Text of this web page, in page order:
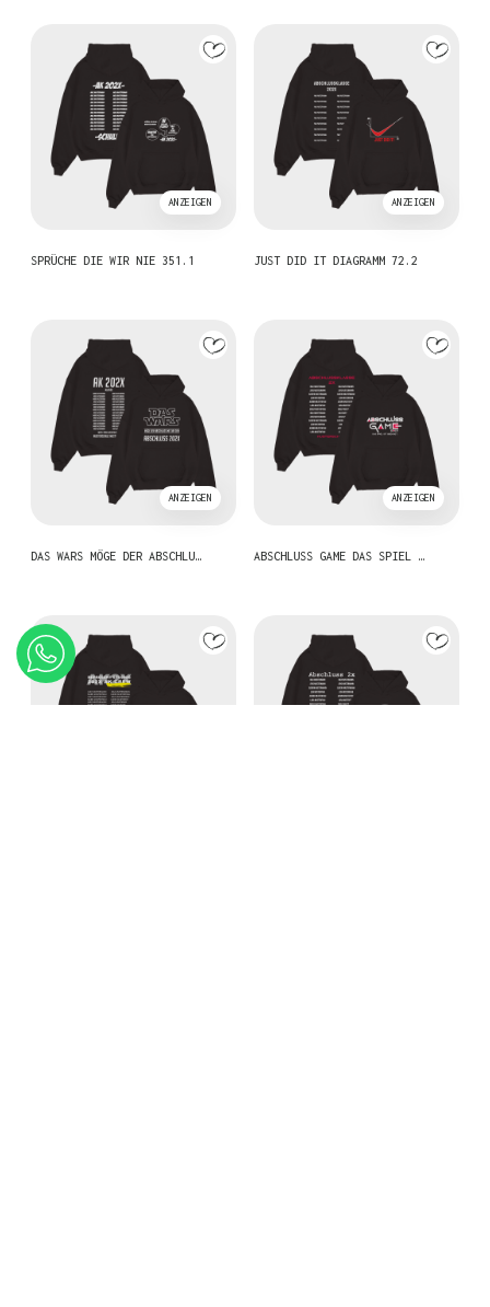
ANZEIGEN
SPRÜCHE DIE WIR NIE 351.1
ANZEIGEN
JUST DID IT DIAGRAMM 72.2
ANZEIGEN
DAS WARS MÖGE DER ABSCHLU…
ANZEIGEN
ABSCHLUSS GAME DAS SPIEL …